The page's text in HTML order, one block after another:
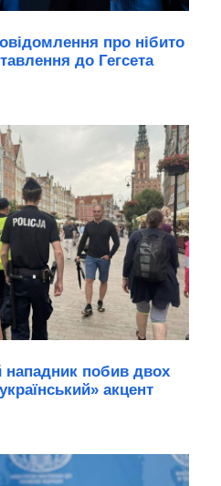
про нібито
до Гегсета
нападник побив двох
акцент